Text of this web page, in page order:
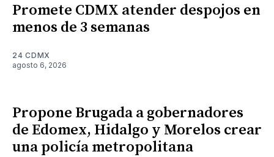
Promete CDMX atender despojos en
menos de 3 semanas
24 CDMX
agosto 6, 2026
Propone Brugada a gobernadores
de Edomex, Hidalgo y Morelos crear
una policía metropolitana